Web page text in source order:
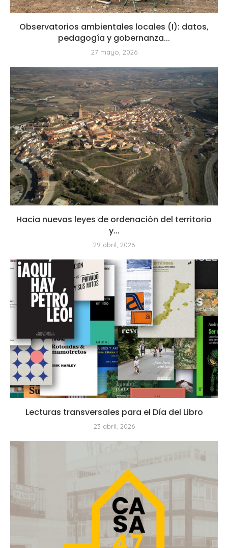
Observatorios ambientales locales (I): datos,
pedagogía y gobernanza...
27 mayo, 2026
Hacia nuevas leyes de ordenación del territorio
y...
29 abril, 2026
Lecturas transversales para el Día del Libro
23 abril, 2026